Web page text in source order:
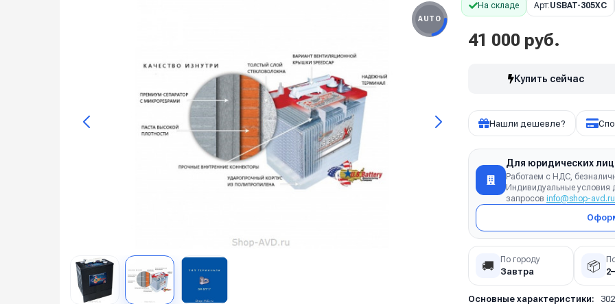
AUTO
На складе Арт:USBAT-305XC
41 000 руб.
Купить сейчас
Нашли дешевле?
Для юридических лиц
Работаем с НДС,
Индивидуальные условия
запросов info@shop-avd.ru
🚚 По городу
Завтра 📦
Основные характеристики: